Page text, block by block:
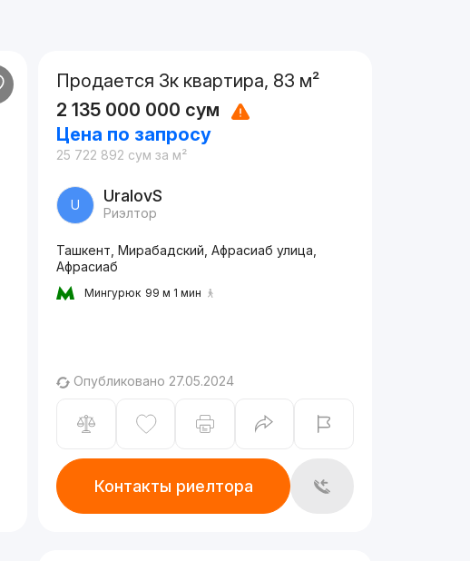
Продается 3к квартира, 83 м²
2 135 000 000 сум
Цена по запросу
25 722 892 сум за м²
U UralovS
Риэлтор
Ташкент, Мирабадский, Афрасиаб улица,
Афрасиаб
Мингурюк 99 м 1 мин
Опубликовано 27.05.2024
Контакты риелтора